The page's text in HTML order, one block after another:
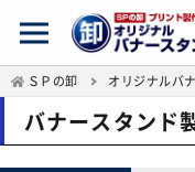
ＳＰの卸 オリジナルバ
バナースタンド